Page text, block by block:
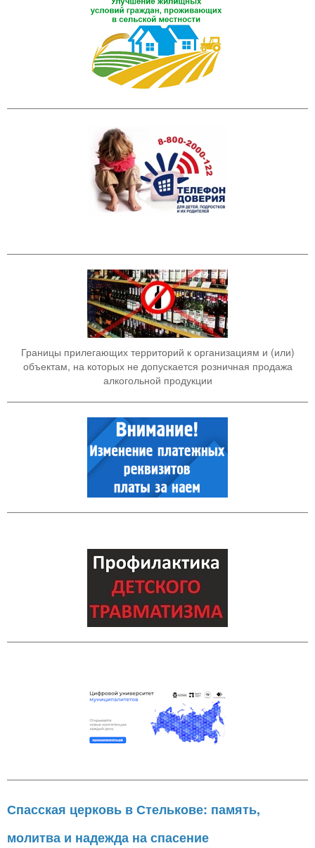
Границы прилегающих территорий к организациям и (или)
объектам, на которых не допускается розничная продажа
алкогольной продукции
Спасская церковь в Стелькове: память,
молитва и надежда на спасение